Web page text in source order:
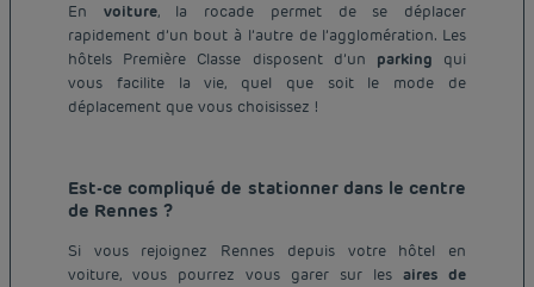
En voiture, la rocade permet de se déplacer
rapidement d’un bout à l’autre de l’agglomération. Les
hôtels Première Classe disposent d’un parking qui
vous facilite la vie, quel que soit le mode de
déplacement que vous choisissez !
Est-ce compliqué de stationner dans le centre
de Rennes ?
Si vous rejoignez Rennes depuis votre hôtel en
voiture, vous pourrez vous garer sur les aires de